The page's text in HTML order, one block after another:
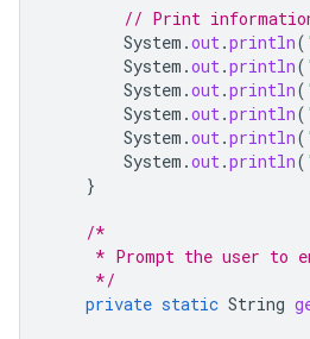
// Print
System .out.println(
System .out.println(
System .out.println(
System .out.println(
System .out.println(
System .out.println(
}
/*
* Prompt the user to
     */
private static String